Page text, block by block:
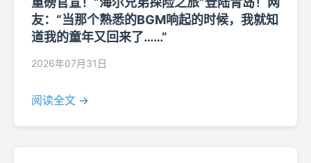
友：“当那个熟悉的BGM响起的时候，我就知
道我的童年又回来了……”
2026年07月31日
阅读全文 →